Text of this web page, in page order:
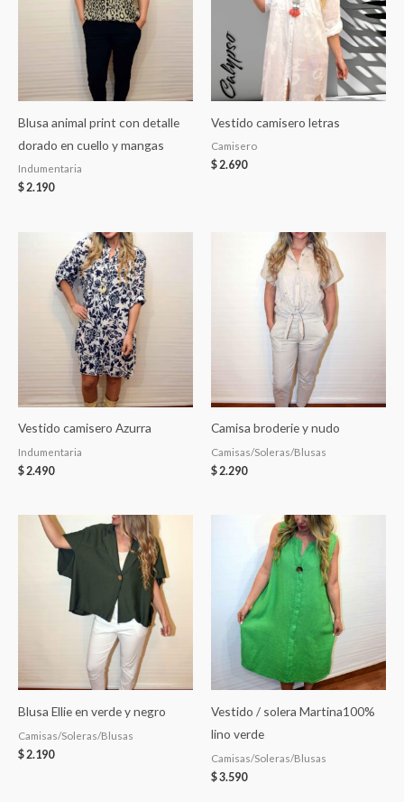
Blusa animal print con detalle
dorado en cuello y mangas
Indumentaria
$2.190
Vestido camisero letras
Camisero
$2.690
Vestido camisero Azurra
Indumentaria
$2.490
Camisa broderie y nudo
Camisas/Soleras/Blusas
$2.290
Blusa Ellie en verde y negro
Camisas/Soleras/Blusas
$2.190
Vestido / solera Martina100%
lino verde
Camisas/Soleras/Blusas
$3.590